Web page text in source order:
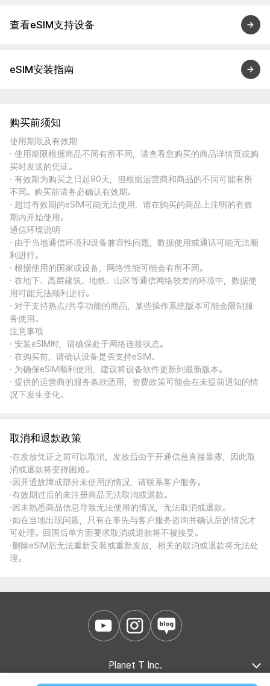
查看eSIM支持设备
eSIM安装指南
购买前须知
使用期限及有效期
· 使用期限根据商品不同有所不同，请查看您购买的商品详情页或购
买时发送的凭证。
· 有效期为购买之日起90天，但根据运营商和商品的不同可能有所
不同。购买前请务必确认有效期。
· 超过有效期的eSIM可能无法使用，请在购买的商品上注明的有效
期内开始使用。
通信环境说明
· 由于当地通信环境和设备兼容性问题，数据使用或通话可能无法顺
利进行。
· 根据使用的国家或设备，网络性能可能会有所不同。
· 在地下、高层建筑、地铁、山区等通信网络较差的环境中，数据使
用可能无法顺利进行。
· 对于支持热点/共享功能的商品，某些操作系统版本可能会限制服
务使用。
注意事项
· 安装eSIM时，请确保处于网络连接状态。
· 在购买前，请确认设备是否支持eSIM。
· 为确保eSIM顺利使用，建议将设备软件更新到最新版本。
· 提供的运营商的服务条款适用，资费政策可能会在未提前通知的情
况下发生变化。
取消和退款政策
·在发放凭证之前可以取消，发放后由于开通信息直接暴露，因此取
消或退款将变得困难。
·因开通故障或部分未使用的情况，请联系客户服务。
·有效期过后的未注册商品无法取消或退款。
·因未熟悉商品信息导致无法使用的情况，无法取消或退款。
·如在当地出现问题，只有在事先与客户服务咨询并确认后的情况才
可处理。回国后单方面要求取消或退款将不被接受。
·删除eSIM后无法重新安装或重新发放，相关的取消或退款将无法处
理。
Planet T Inc.